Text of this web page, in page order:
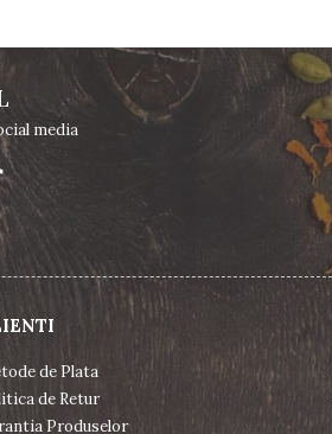
media
de Plata
de Retur
Produselor